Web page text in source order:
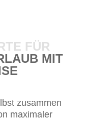
FÜR
MIT
zusammen
maximaler